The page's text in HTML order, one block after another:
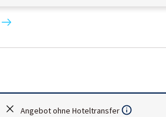
Angebot ohne Hoteltransfer